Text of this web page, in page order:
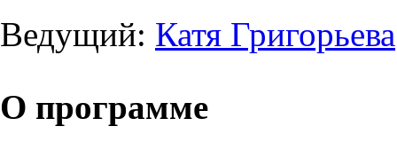
Ведущий: Катя Григорьева
О программе